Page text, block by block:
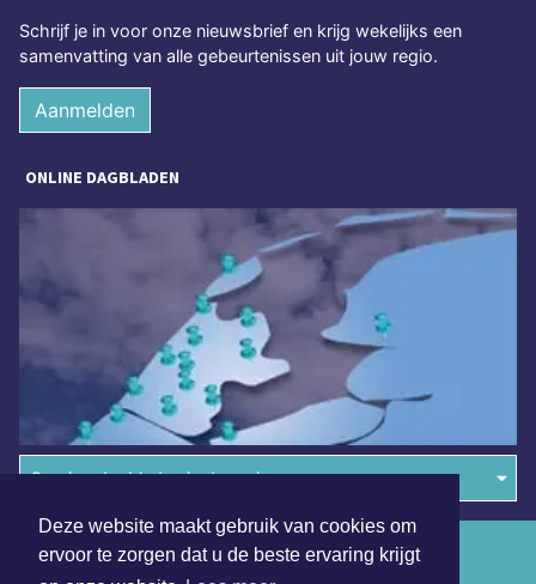
Deze website maakt gebruik van cookies om
ervoor te zorgen dat u de beste ervaring krijgt
Schrijf je in voor onze nieuwsbrief en krijg wekelijks een
samenvatting van alle gebeurtenissen uit jouw regio.
Aanmelden
ONLINE DAGBLADEN
Overige dagbladen in de regio
Algemene voorwaarden